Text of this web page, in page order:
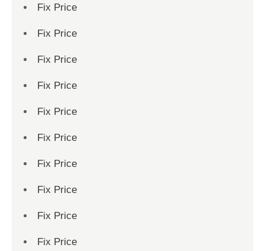
Fix Price
Fix Price
Fix Price
Fix Price
Fix Price
Fix Price
Fix Price
Fix Price
Fix Price
Fix Price